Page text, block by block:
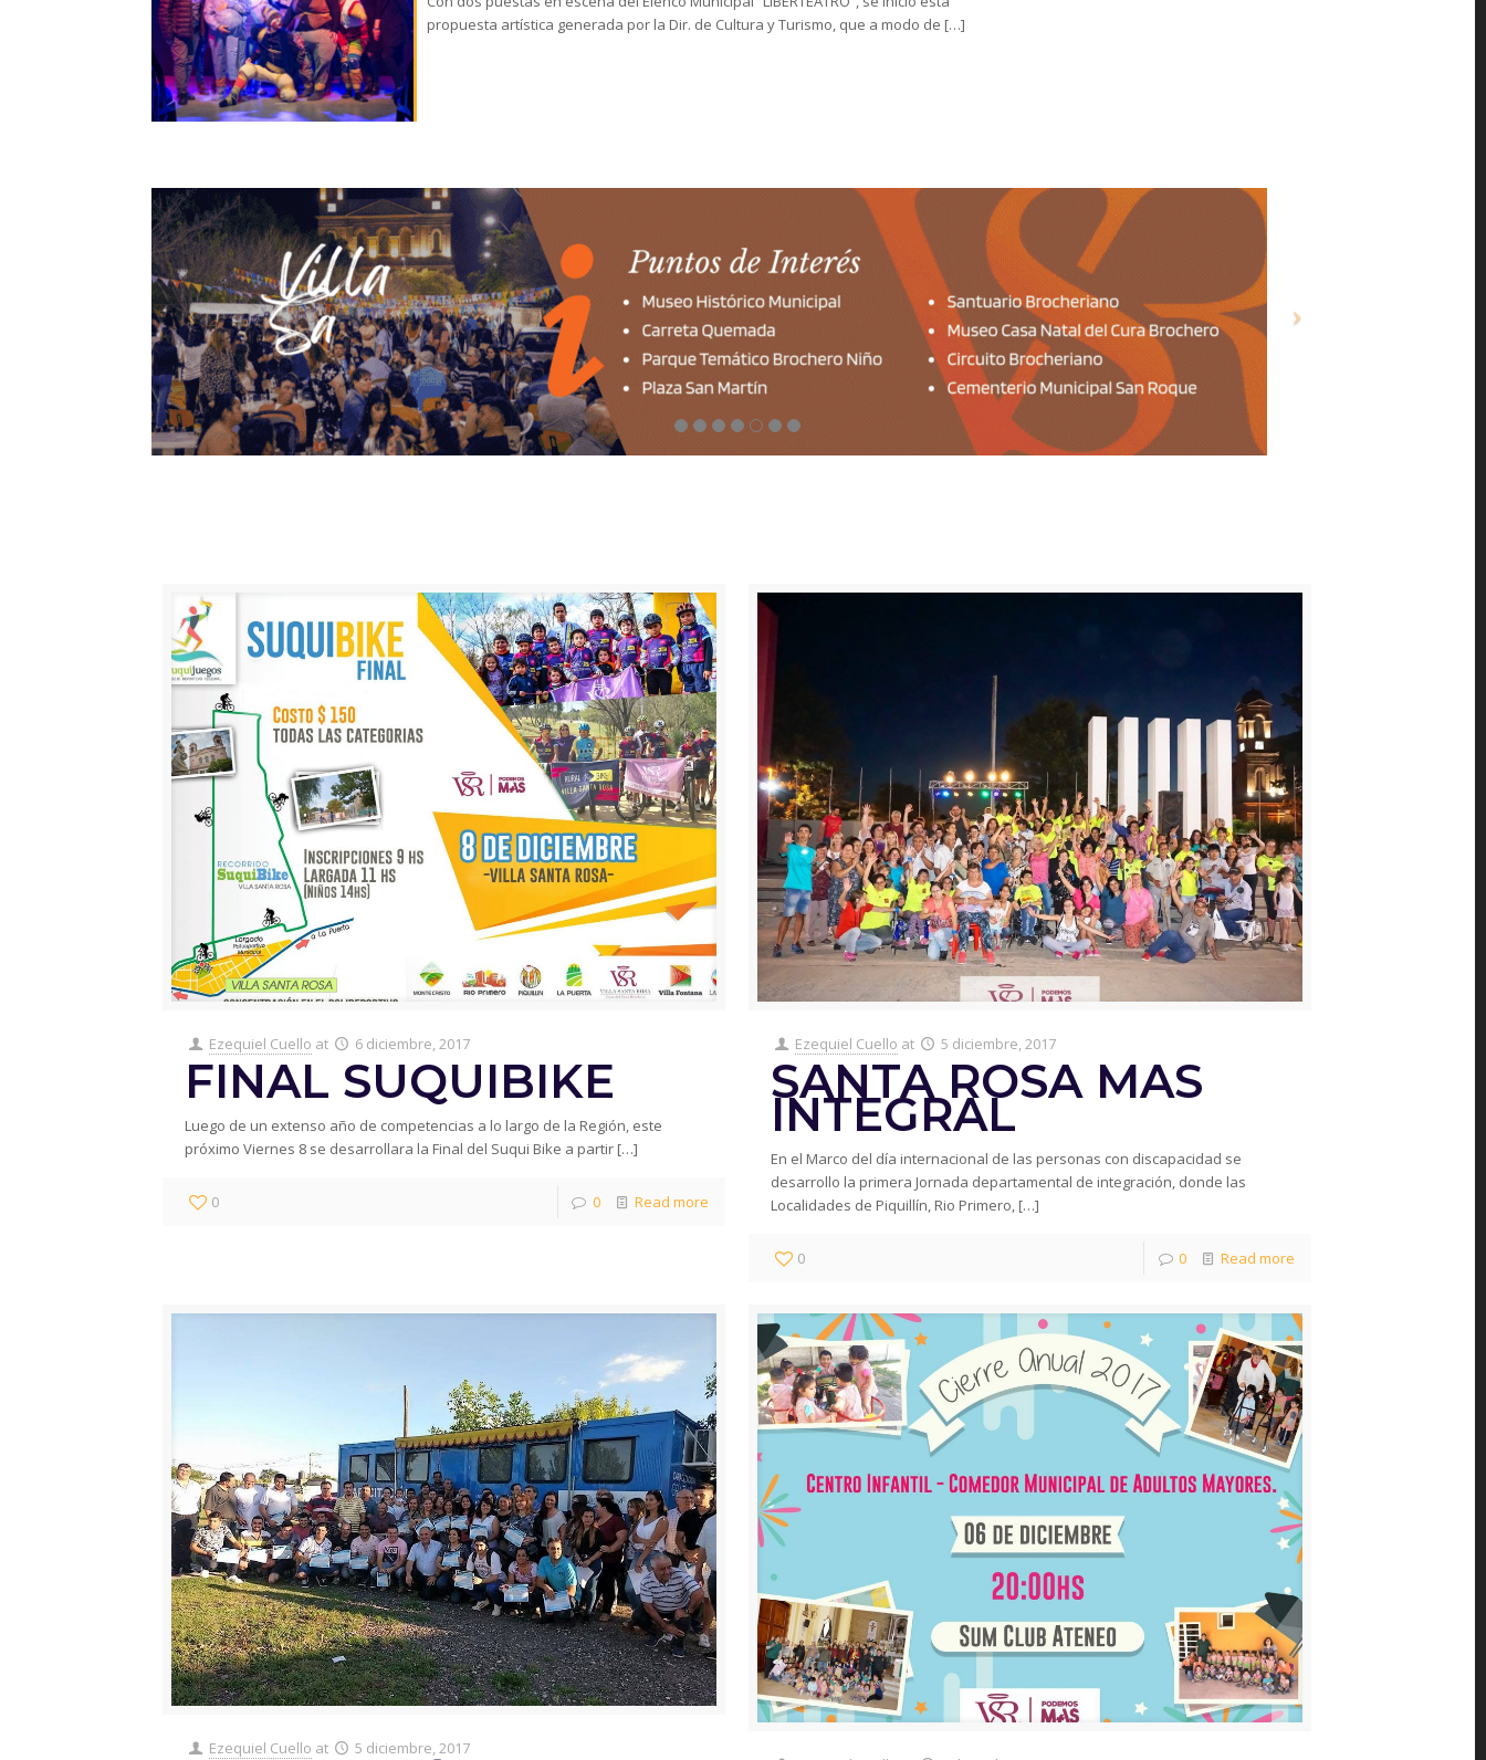
propuesta artística generada por la Dir. de Cultura y Turismo, que a modo de […]
Ezequiel Cuello at 6 diciembre, 2017
FINAL SUQUIBIKE
Luego de un extenso año de competencias a lo largo de la Región, este
próximo Viernes 8 se desarrollara la Final del Suqui Bike a partir […]
0 0 Read more
Ezequiel Cuello at 5 diciembre, 2017
SANTA ROSA MAS
INTEGRAL
En el Marco del día internacional de las personas con discapacidad se
desarrollo la primera Jornada departamental de integración, donde las
Localidades de Piquillín, Rio Primero, […]
0 0 Read more
Ezequiel Cuello at 5 diciembre, 2017